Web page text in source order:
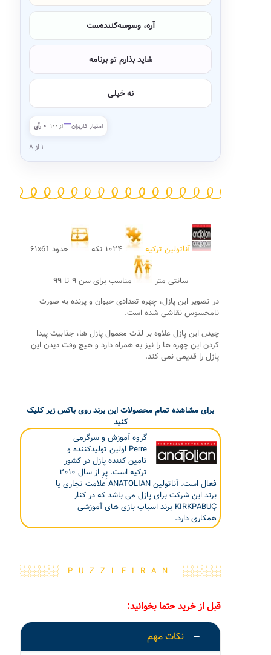
آره، وسوسه‌کننده‌ست
شاید بذارم تو برنامه
نه خیلی
امتیاز کاربران—از ۱۰۰ ۰ رأی
۱ از ۸
آناتولین ترکیه حدود ۶۱x61
سانتی متر
مناسب برای سن ۹ تا ۹۹
در تصویر این پازل، چهره تعدادی حیوان و پرنده به صورت
نامحسوس نقاشی شده است.
چیدن این پازل علاوه بر لذت معمول پازل ها، جذابیت پیدا
کردن این چهره ها را نیز به همراه دارد و هیچ وقت دیدن این
پازل را قدیمی نمی کند.
برای مشاهده تمام محصولات این برند روی باکس زیر کلیک
کنید
گروه آموزش و سرگرمی
Perre اولین تولیدکننده و
تامین کننده پازل در کشور
ترکیه است. پِرِ از سال ۲۰۱۰
فعال است. آناتولین ANATOLIAN علامت تجاری یا
برند این شرکت برای پازل می باشد که در کنار
KIRKPABUÇ برند اسباب بازی های آموزشی
همکاری دارد.
PUZZLEIRAN
قبل از خرید حتما بخوانید:
نکات مهم